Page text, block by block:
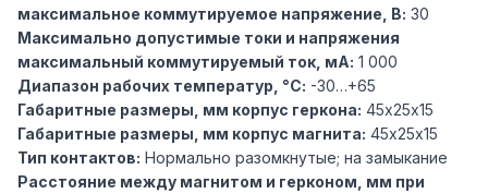
максимальное коммутируемое напряжение, В: 30
Максимально допустимые токи и напряжения
максимальный коммутируемый ток, мА: 1 000
Диапазон рабочих температур, °С: -30…+65
Габаритные размеры, мм корпус геркона: 45х25х15
Габаритные размеры, мм корпус магнита: 45х25х15
Тип контактов: Нормально разомкнутые; на замыкание
Расстояние между магнитом и герконом, мм при